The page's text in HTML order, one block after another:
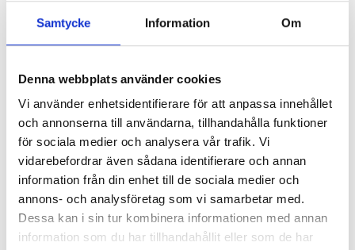
Samtycke Information Om
Denna webbplats använder cookies
Vi använder enhetsidentifierare för att anpassa innehållet
och annonserna till användarna, tillhandahålla funktioner
för sociala medier och analysera vår trafik. Vi
vidarebefordrar även sådana identifierare och annan
information från din enhet till de sociala medier och
annons- och analysföretag som vi samarbetar med.
Dessa kan i sin tur kombinera informationen med annan
information som du har tillhandahållit eller som de har
Så mycket tjänar mediecheferna
Så mycket tjänar 260 mediechefer